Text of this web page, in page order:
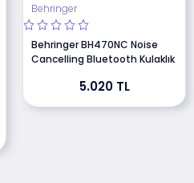
Behringer
Behringer BH470NC Noise
Cancelling Bluetooth Kulaklık
5.020 TL